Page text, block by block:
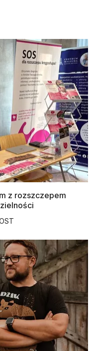
z rozszczepem